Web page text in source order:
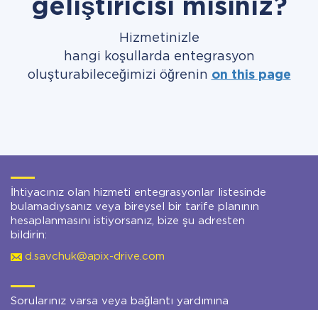
geliştiricisi misiniz?
Hizmetinizle
hangi koşullarda entegrasyon
oluşturabileceğimizi öğrenin on this page
İhtiyacınız olan hizmeti entegrasyonlar listesinde
bulamadıysanız veya bireysel bir tarife planının
hesaplanmasını istiyorsanız, bize şu adresten
bildirin:
d.savchuk@apix-drive.com
Sorularınız varsa veya bağlantı yardımına